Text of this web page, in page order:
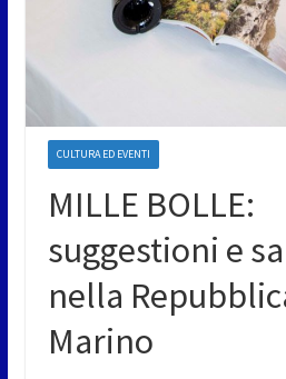
CULTURA ED EVENTI
MILLE BOLLE:
suggestioni e
nella
Marino